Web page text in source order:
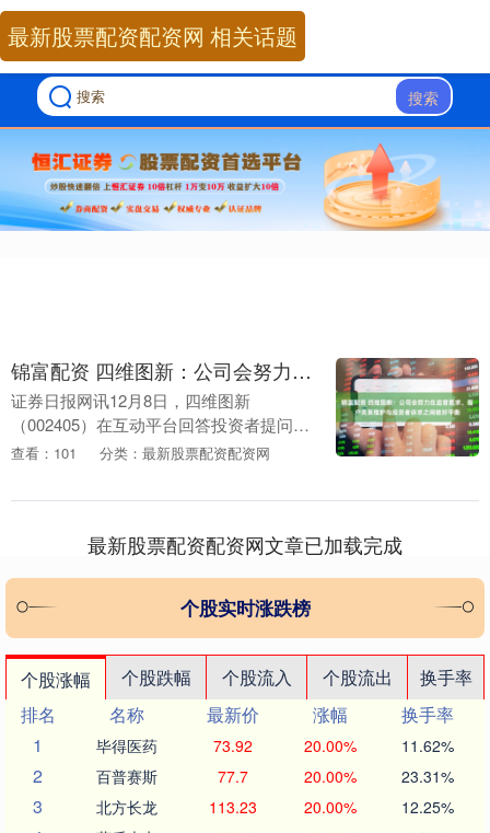
搜索
最新股票配资配资网 相关话题
锦富配资 四维图新：公司会努力在监管要求、客户关系维护与投资者诉求之间做好平衡
证券日报网讯12月8日，四维图新
（002405）在互动平台回答投资者提问时
表示，公司知晓定点及订单等信息披露对
司动态的关切，....
查看：101 分类：最新股票配资配资网
最新股票配资配资网文章已加载完成
个股实时涨跌榜
个股涨幅 个股跌幅 个股流入 个股流出
换手率
排名
名称 最新价 涨幅
换手率
1
毕得医药 73.92 20.00% 11.62%
2 百普赛斯 77.7 20.00% 23.31%
3 北方长龙 113.23 20.00% 12.25%